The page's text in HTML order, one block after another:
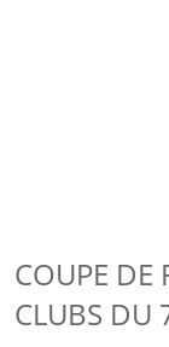
COUPE
CLUBS DU